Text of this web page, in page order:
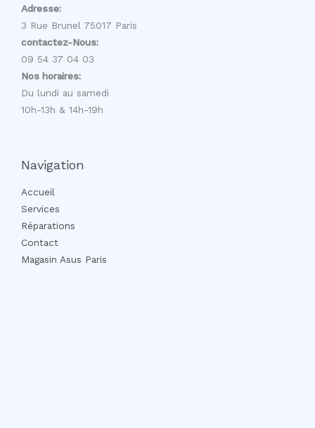
Adresse:
3 Rue Brunel 75017 Paris
contactez-Nous:
09 54 37 04 03
Nos horaires:
Du lundi au samedi
10h-13h & 14h-19h
Navigation
Accueil
Services
Réparations
Contact
Magasin Asus Paris